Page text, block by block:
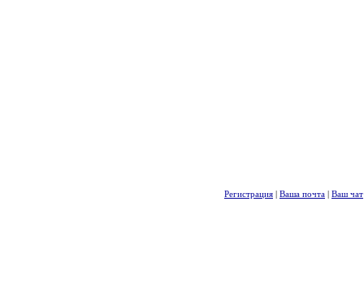
Регистрация | Ваша почта | Ваш чат